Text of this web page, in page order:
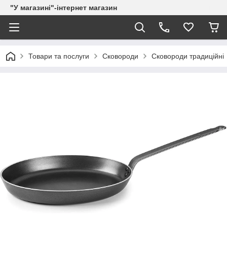
"У магазині"-інтернет магазин
Товари та послуги Сковороди Сковороди традиційні